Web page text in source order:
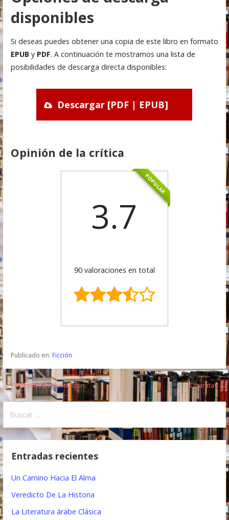
disponibles
Si deseas puedes obtener una copia de este libro en formato
EPUBy PDF. A continuación te mostramos una lista de
posibilidades de descarga directa disponibles:
Descargar [PDF | EPUB]
Opinión de la crítica
POPULAR
3.7
90 valoraciones en total
Publicado en: Ficción
N
a
v
e
a
← Principios De Ilustración. Cataratas →
s
Entradas recientes
Un Camino Hacia El Alma
Veredicto De La Historia
La Literatura árabe Clásica